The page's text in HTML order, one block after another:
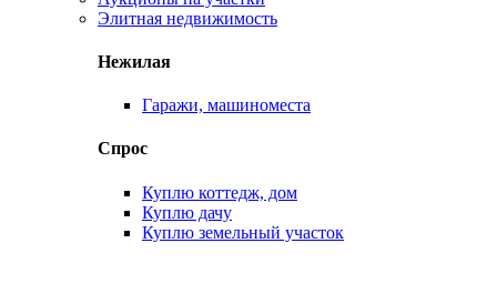
Элитная недвижимость
Нежилая
Гаражи, машиноместа
Спрос
Куплю коттедж, дом
Куплю дачу
Куплю земельный участок